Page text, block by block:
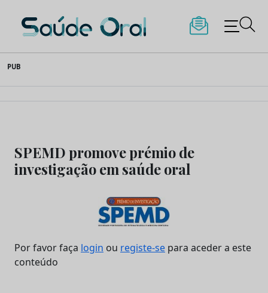
to
content
Saúde Oral
PUB
SPEMD promove prémio de
investigação em saúde oral
Por favor faça login ou registe-se para aceder a este
conteúdo